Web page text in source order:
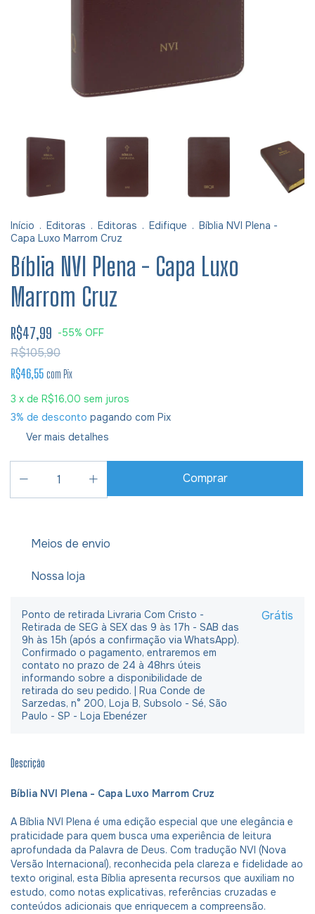
Início . Editoras . Editoras . Edifique . Bíblia NVI Plena -
Capa Luxo Marrom Cruz
Bíblia NVI Plena - Capa Luxo
Marrom Cruz
R$47,99 -55% OFF
R$105,90
R$46,55 com Pix
3 x de R$16,00 sem juros
3% de desconto pagando com Pix
Ver mais detalhes
Meios de envio
Nossa loja
Ponto de retirada Livraria Com Cristo -
Retirada de SEG à SEX das 9 às 17h - SAB das
9h às 15h (após a confirmação via WhatsApp).
Confirmado o pagamento, entraremos em
contato no prazo de 24 à 48hrs úteis
informando sobre a disponibilidade de
retirada do seu pedido. | Rua Conde de
Sarzedas, n° 200, Loja B, Subsolo - Sé, São
Paulo - SP - Loja Ebenézer
Grátis
Descrição
Bíblia NVI Plena - Capa Luxo Marrom Cruz
A Bíblia NVI Plena é uma edição especial que une elegância e
praticidade para quem busca uma experiência de leitura
aprofundada da Palavra de Deus. Com tradução NVI (Nova
Versão Internacional), reconhecida pela clareza e fidelidade ao
texto original, esta Bíblia apresenta recursos que auxiliam no
estudo, como notas explicativas, referências cruzadas e
conteúdos adicionais que enriquecem a compreensão.